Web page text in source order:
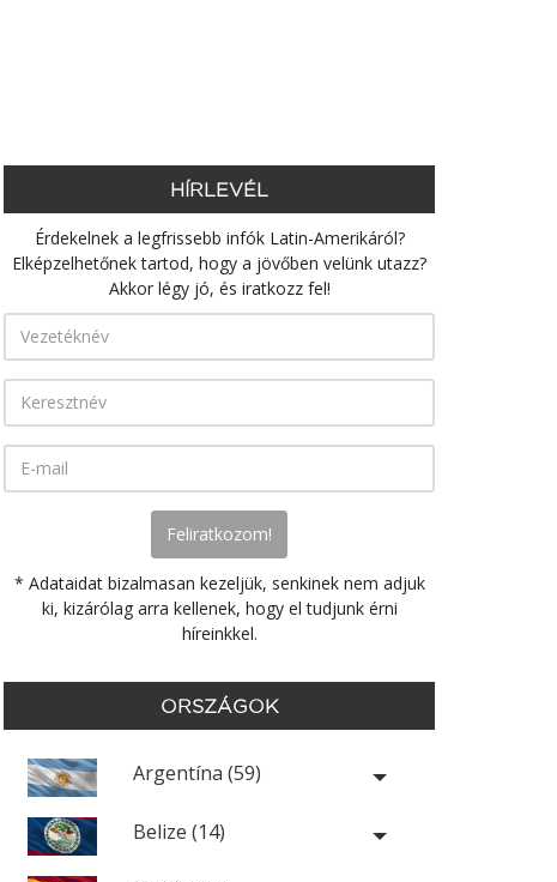
HÍRLEVÉL
Érdekelnek a legfrissebb infók Latin-Amerikáról?
Elképzelhetőnek tartod, hogy a jövőben velünk utazz?
Akkor légy jó, és iratkozz fel!
* Adataidat bizalmasan kezeljük, senkinek nem adjuk
ki, kizárólag arra kellenek, hogy el tudjunk érni
híreinkkel.
ORSZÁGOK
Argentína (59)
Belize (14)